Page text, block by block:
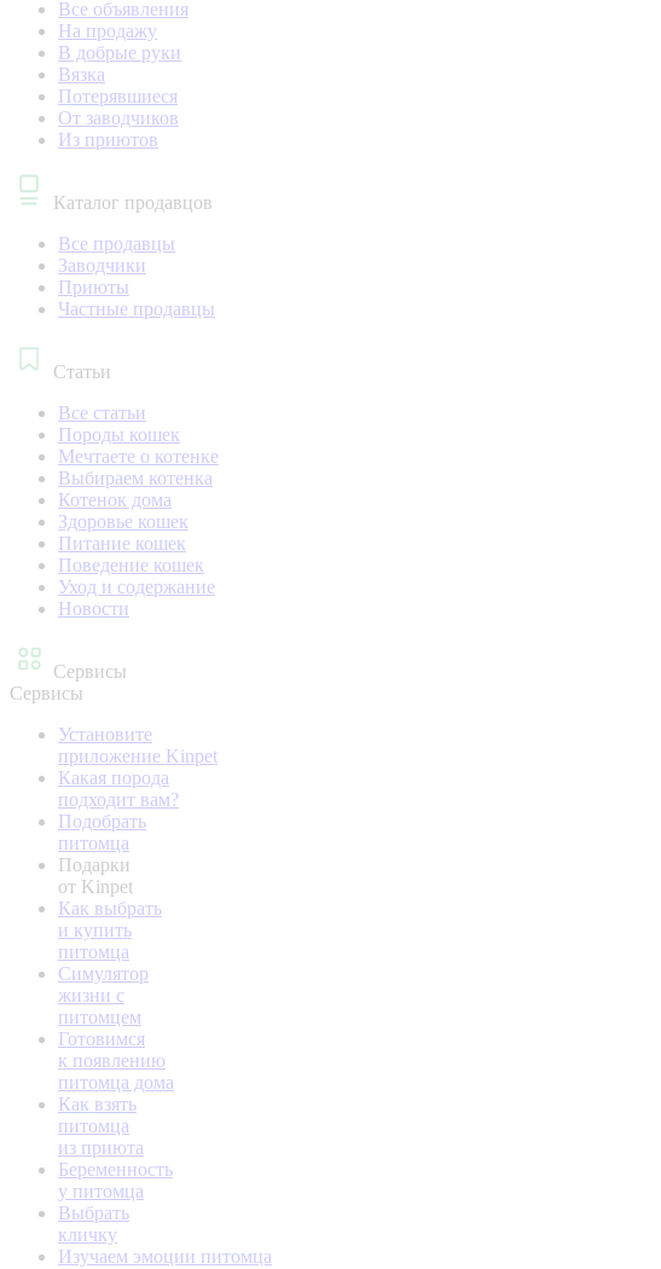
Все объявления
На продажу
В добрые руки
Вязка
Потерявшиеся
От заводчиков
Из приютов
Каталог продавцов
Все продавцы
Заводчики
Приюты
Частные продавцы
Статьи
Все статьи
Породы кошек
Мечтаете о котенке
Выбираем котенка
Котенок дома
Здоровье кошек
Питание кошек
Поведение кошек
Уход и содержание
Новости
Сервисы
Сервисы
Установите
приложение Kinpet
Какая порода
подходит вам?
Подобрать
питомца
Подарки
от Kinpet
Как выбрать
и купить
питомца
Симулятор
жизни с
питомцем
Готовимся
к появлению
питомца дома
Как взять
питомца
из приюта
Беременность
у питомца
Выбрать
кличку
Изучаем эмоции питомца